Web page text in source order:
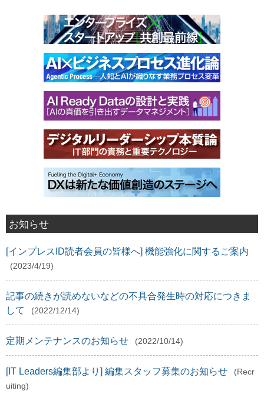
お知らせ
[インプレスID読者会員の皆様へ] 機能強化に関するご案内
(2023/4/19)
記事の続きが読めないなどの不具合発生時の対応につきま
して
(2022/12/14)
定期メンテナンスのお知らせ (2022/10/14)
[IT Leaders編集部より] 編集スタッフ募集のお知らせ
(Recr
uiting)